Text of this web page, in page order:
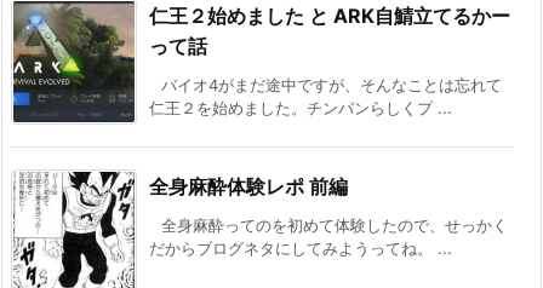
仁王２始めました と ARK自鯖立てるかー
って話
バイオ4がまだ途中ですが、そんなことは忘れて
仁王２を始めました。チンパンらしくプ ...
全身麻酔体験レポ 前編
全身麻酔ってのを初めて体験したので、せっかく
だからブログネタにしてみようってね。 ...